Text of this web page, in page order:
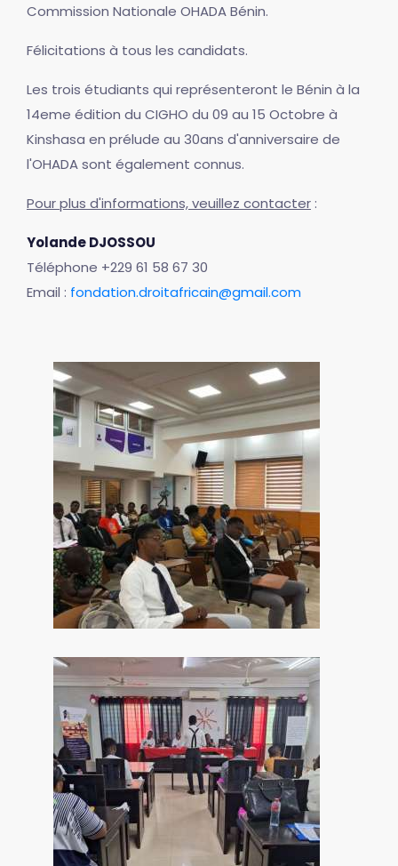
Commission Nationale OHADA Bénin.
Félicitations à tous les candidats.
Les trois étudiants qui représenteront le Bénin à la
14eme édition du CIGHO du 09 au 15 Octobre à
Kinshasa en prélude au 30ans d'anniversaire de
l'OHADA sont également connus.
Pour plus d'informations, veuillez contacter :
Yolande DJOSSOU
Téléphone +229 61 58 67 30
Email : fondation.droitafricain@gmail.com